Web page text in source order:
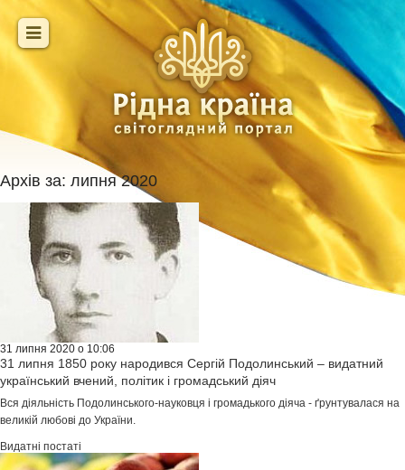
Архів за: липня 2020
31 липня 2020 о 10:06
31 липня 1850 року народився Сергій Подолинський – видатний
український вчений, політик і громадський діяч
Вся діяльність Подолинського-науковця і громадького діяча - ґрунтувалася на
великій любові до України.
Видатні постаті